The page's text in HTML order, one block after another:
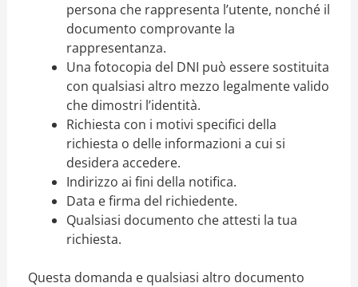
persona che rappresenta l’utente, nonché il
documento comprovante la
rappresentanza.
Una fotocopia del DNI può essere sostituita
con qualsiasi altro mezzo legalmente valido
che dimostri l’identità.
Richiesta con i motivi specifici della
richiesta o delle informazioni a cui si
desidera accedere.
Indirizzo ai fini della notifica.
Data e firma del richiedente.
Qualsiasi documento che attesti la tua
richiesta.
Questa domanda e qualsiasi altro documento